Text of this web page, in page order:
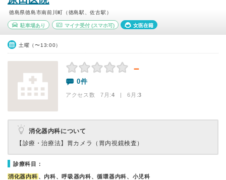
徳島県徳島市南前川町（徳島駅、佐古駅）
駐車場あり マイナ受付(スマホ可) 女医在籍
土曜（〜13:00）
－
0件
アクセス数 7月:4 | 6月:3
消化器内科について
【診療・治療法】 胃カメラ（胃内視鏡検査）
診療科目：
消化器内科 、内科、呼吸器内科、循環器内科、小児科